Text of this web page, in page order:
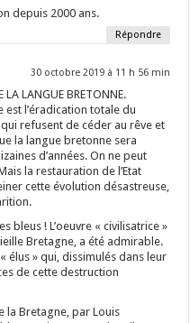
depuis 2000 ans.
Répondre
30 octobre 2019 à 11 h 56 min
LA LANGUE BRETONNE.
est l’éradication totale du
refusent de céder au rêve et
la langue bretonne sera
d’années. On ne peut
la restauration de l’Etat
cette évolution désastreuse,
bleus ! L’oeuvre « civilisatrice »
Bretagne, a été admirable.
élus » qui, dissimulés dans leur
de cette destruction
la Bretagne, par Louis